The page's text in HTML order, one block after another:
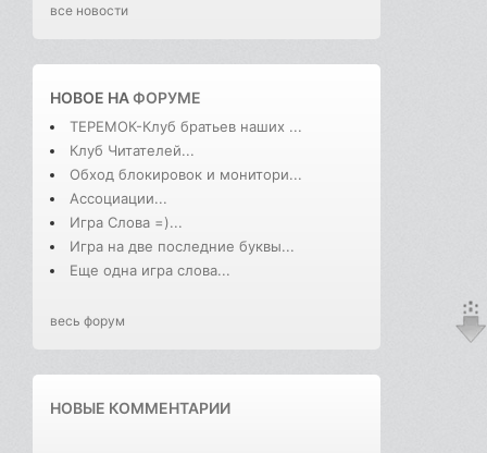
все новости
НОВОЕ НАФОРУМЕ
ТЕРЕМОК-Клуб братьев наших ...
Клуб Читателей...
Обход блокировок и монитори...
Ассоциации...
Игра Слова =)...
Игра на две последние буквы...
Еще одна игра слова...
весь форум
НОВЫЕ КОММЕНТАРИИ